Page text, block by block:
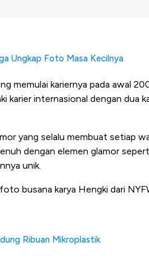
Ungkap Foto Masa Kecilnya
memulai kariernya pada awal
karier internasional dengan dua
yang selalu membuat setiap
dengan elemen glamor
unik.
busana karya Hengki dari
Ribuan Mikroplastik